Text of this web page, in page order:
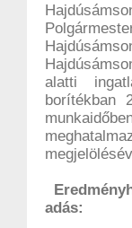
alatti
borítékban
adás: